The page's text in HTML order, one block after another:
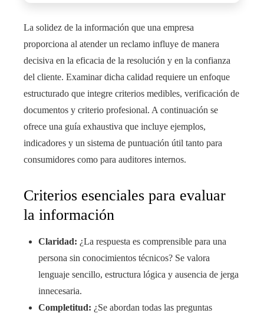
La solidez de la información que una empresa
proporciona al atender un reclamo influye de manera
decisiva en la eficacia de la resolución y en la confianza
del cliente. Examinar dicha calidad requiere un enfoque
estructurado que integre criterios medibles, verificación de
documentos y criterio profesional. A continuación se
ofrece una guía exhaustiva que incluye ejemplos,
indicadores y un sistema de puntuación útil tanto para
consumidores como para auditores internos.
Criterios esenciales para evaluar
la información
Claridad: ¿La respuesta es comprensible para una
persona sin conocimientos técnicos? Se valora
lenguaje sencillo, estructura lógica y ausencia de jerga
innecesaria.
Completitud: ¿Se abordan todas las preguntas